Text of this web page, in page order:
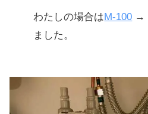
わたしの場合はM-100 →
ました。